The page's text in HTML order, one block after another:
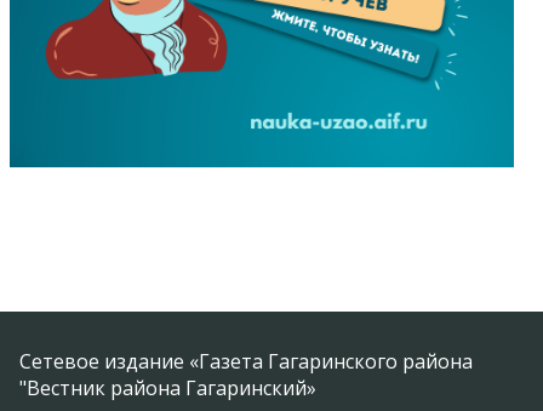
Сетевое издание «Газета Гагаринского района
"Вестник района Гагаринский»